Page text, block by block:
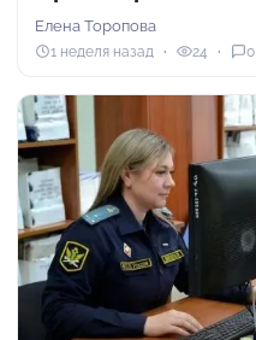
Елена Торопова
1 неделя назад 24 0